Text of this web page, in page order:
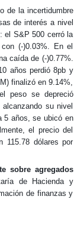
de la incertidumbre
de interés a nivel
el S&P 500 cerró la
(-)0.03%. En el
caída de (-)0.77%.
años perdió 8pb y
finalizó en 9.14%,
peso se depreció
su nivel
5 años, se ubicó en
el precio del
115.78 dólares por
sobre agregados
de Hacienda y
de finanzas y